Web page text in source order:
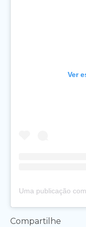
Ver
Compartilhe